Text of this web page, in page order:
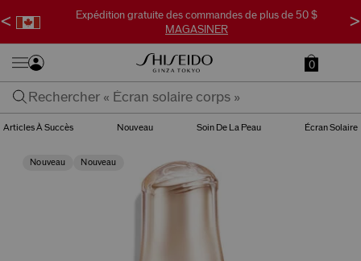
Expédition gratuite des commandes de plus de 50 $
MAGASINER
< >
0
Articles À Succès Nouveau Soin De La Peau Écran Solaire
Nouveau Nouveau